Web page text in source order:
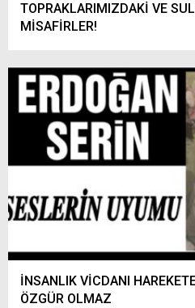
TOPRAKLARIMIZDAKİ VE
MİSAFİRLER!
İNSANLIK VİCDANI
ÖZGÜR OLMAZ